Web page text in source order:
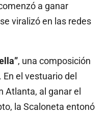
a ganar
viralizó en las redes
, una composición
. En el vestuario del
Atlanta, al ganar el
la Scaloneta entonó